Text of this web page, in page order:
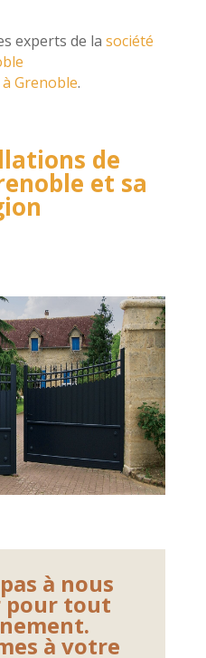
experts de la société
Grenoble.
de
et sa
à nous
pour tout
à votre